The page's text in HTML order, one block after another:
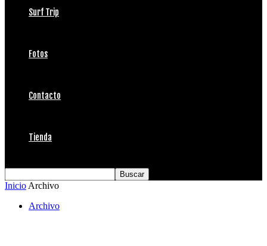
Surf Trip
Fotos
Contacto
Tienda
Inicio Archivo
Archivo